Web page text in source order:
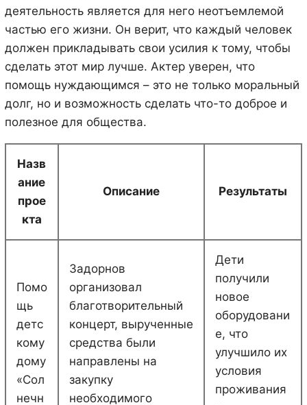
деятельность является для него неотъемлемой
частью его жизни. Он верит, что каждый человек
должен прикладывать свои усилия к тому, чтобы
сделать этот мир лучше. Актер уверен, что
помощь нуждающимся – это не только моральный
долг, но и возможность сделать что-то доброе и
полезное для общества.
Назв
ание
прое
кта
Описание Результаты
Помо
щь
детс
кому
дому
«Сол
нечн
Задорнов
организовал
благотворительный
концерт, вырученные
средства были
направлены на
закупку
необходимого
Дети
получили
новое
оборудовани
е, что
улучшило их
условия
проживания